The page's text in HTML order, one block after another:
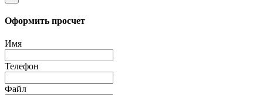
Оформить просчет
Имя
Телефон
Файл